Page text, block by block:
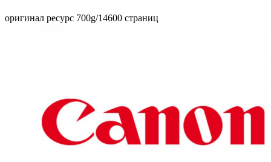
оригинал ресурс 700g/14600 страниц